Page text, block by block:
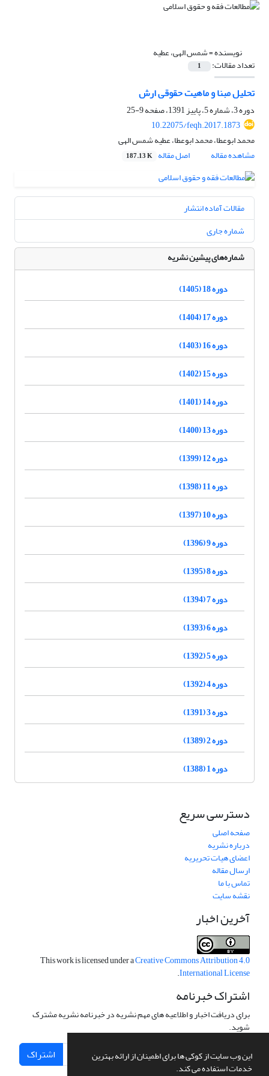
این وب سایت از کوکی ها برای اطمینان از ارائه بهترین
خدمات استفاده می کند.
نویسنده =شمس الهی، عطیه
تعداد مقالات: 1
تحلیل مبنا و ماهیت حقوقی ارش
دوره 3، شماره 5، پاییز 1391، صفحه
9-25
10.22075/feqh.2017.1873
محمد ابوعطا، محمد ابوعطا، عطیه شمس الهی
مشاهده مقاله
اصل مقاله 187.13 K
مقالات آماده انتشار
شماره جاری
شماره‌های پیشین نشریه
دوره 18 (1405)
دوره 17 (1404)
دوره 16 (1403)
دوره 15 (1402)
دوره 14 (1401)
دوره 13 (1400)
دوره 12 (1399)
دوره 11 (1398)
دوره 10 (1397)
دوره 9 (1396)
دوره 8 (1395)
دوره 7 (1394)
دوره 6 (1393)
دوره 5 (1392)
دوره 4 (1392)
دوره 3 (1391)
دوره 2 (1389)
دوره 1 (1388)
دسترسی سریع
صفحه اصلی
درباره نشریه
اعضای هیات تحریریه
ارسال مقاله
تماس با ما
نقشه سایت
آخرین اخبار
This work is licensed under aCreative Commons Attribution 4.0
International License
.
اشتراک خبرنامه
برای دریافت اخبار و اطلاعیه های مهم نشریه در خبرنامه نشریه مشترک
شوید.
اشتراک